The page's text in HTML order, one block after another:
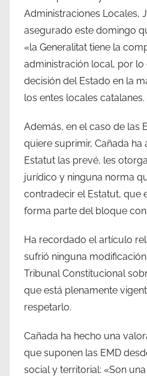
Administraciones Locales,
asegurado este domingo
«la Generalitat tiene la
administración local, por
decisión del Estado en la
los entes locales catalanes.
Además, en el caso de las
quiere suprimir, Cañada
Estatut las prevé, les
jurídico y ninguna norma
contradecir el Estatut, que
forma parte del bloque
Ha recordado el artículo
sufrió ninguna
Tribunal Constitucional
que está plenamente
respetarlo.
Cañada ha hecho una
que suponen las EMD
social y territorial: «Son